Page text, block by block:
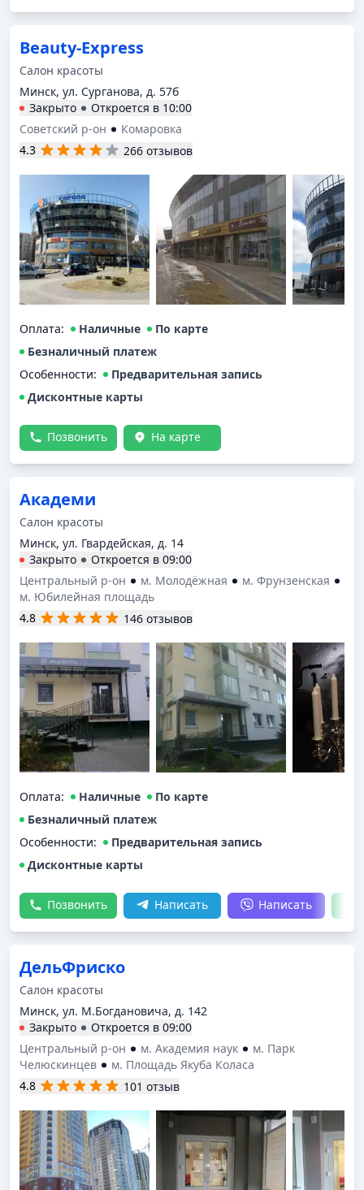
Beauty-Express
Салон красоты
Минск, ул. Сурганова, д. 57б
Закрыто
Откроется в 10:00
Советский р-он
Комаровка
4.3
266 отзывов
Оплата: Наличные
По карте
Безналичный платеж
Особенности:
Предварительная запись
Дисконтные карты
Позвонить На карте
Академи
Салон красоты
Минск, ул. Гвардейская, д. 14
Закрыто
Откроется в 09:00
Центральный р-он
м. Молодёжная
м. Фрунзенская
м. Юбилейная площадь
4.8
146 отзывов
Оплата: Наличные
По карте
Безналичный платеж
Особенности:
Предварительная запись
Дисконтные карты
Позвонить Написать Написать
ДельФриско
Салон красоты
Минск, ул. М.Богдановича, д. 142
Закрыто
Откроется в 09:00
Центральный р-он
м. Академия наук
м. Парк
Челюскинцев
м. Площадь Якуба Коласа
4.8
101 отзыв